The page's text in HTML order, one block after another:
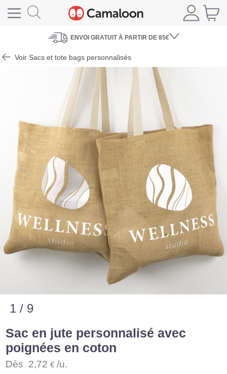
ENVOI GRATUIT À PARTIR DE 85€
Voir Sacs et tote bags personnalisés
1 / 9
Sac en jute personnalisé avec
poignées en coton
Dès 2,72 € /u.